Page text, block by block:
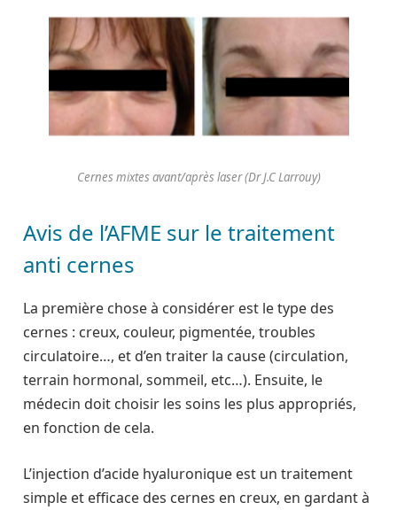
Cernes mixtes avant/après laser (Dr J.C Larrouy)
Avis de l’AFME sur le traitement
anti cernes
La première chose à considérer est le type des
cernes : creux, couleur, pigmentée, troubles
circulatoire…, et d’en traiter la cause (circulation,
terrain hormonal, sommeil, etc…). Ensuite, le
médecin doit choisir les soins les plus appropriés,
en fonction de cela.
L’injection d’acide hyaluronique est un traitement
simple et efficace des cernes en creux, en gardant à